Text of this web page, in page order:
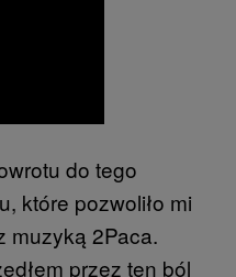
do tego
które pozwoliło mi
muzyką 2Paca.
przez ten ból